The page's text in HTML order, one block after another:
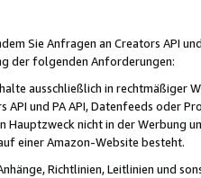
Sie Anfragen an Creators API
der folgenden Anforderungen:
ausschließlich in rechtmäßiger
API und PA API, Datenfeeds oder
Hauptzweck nicht in der Werbung
einer Amazon-Website besteht.
Richtlinien, Leitlinien und